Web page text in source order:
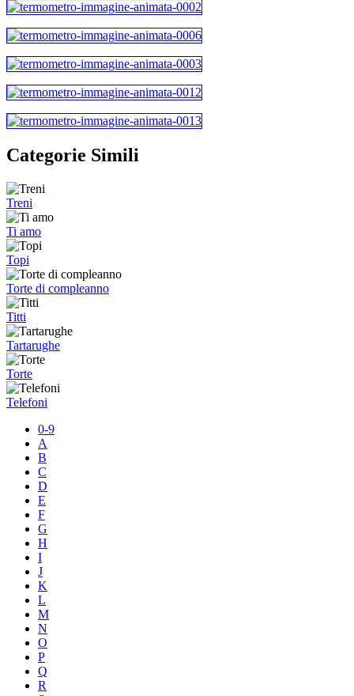
Categorie Simili
Treni
Ti amo
Topi
Torte di compleanno
Titti
Tartarughe
Torte
Telefoni
0-9
A
B
C
D
E
F
G
H
I
J
K
L
M
N
O
P
Q
R